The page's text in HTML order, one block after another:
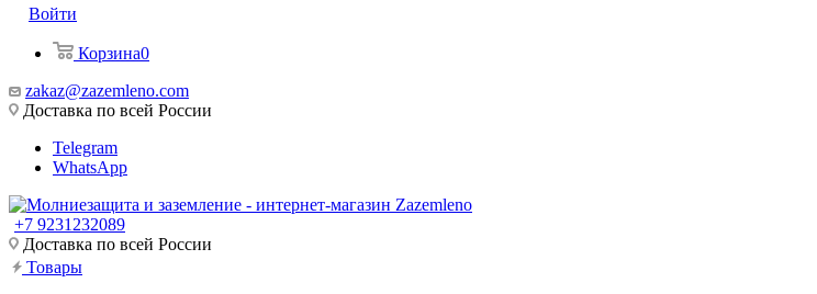
Войти
Корзина0
zakaz@zazemleno.com
Доставка по всей России
Telegram
WhatsApp
+7 9231232089
Доставка по всей России
Товары